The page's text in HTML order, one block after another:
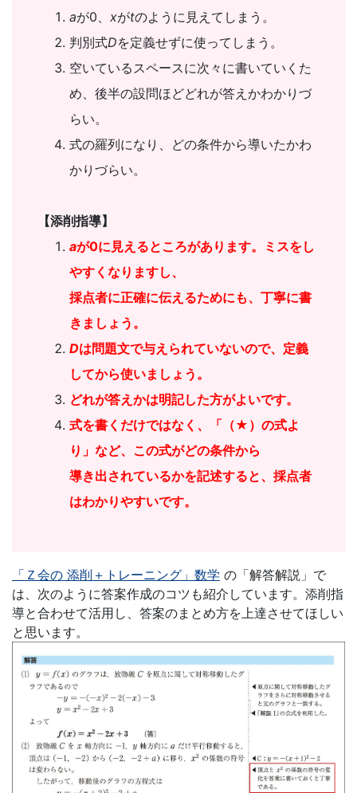
aが0、 xがtのように見えてしまう。
判別式Dを定義せずに使ってしまう。
空いているスペースに次々に書いていくた
め、後半の設問ほどどれが答えかわかりづ
らい。
式の羅列になり、どの条件から導いたかわ
かりづらい。
【添削指導】
aが0に見えるところがあります。ミスをし
やすくなりますし、
採点者に正確に伝えるためにも、丁寧に書
きましょう。
Dは問題文で与えられていないので、定義
してから使いましょう。
どれが答えかは明記した方がよいです。
式を書くだけではなく、「（★）の式よ
り」など、この式がどの条件から
導き出されているかを記述すると、採点者
はわかりやすいです。
「Ｚ会の 添削＋トレーニング」数学 の「解答解説」で
は、次のように答案作成のコツも紹介しています。添削指
導と合わせて活用し、答案のまとめ方を上達させてほしい
と思います。